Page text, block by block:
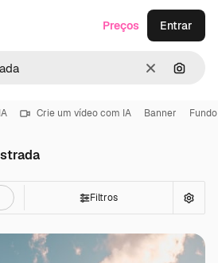
Limpar
Preços Entrar
Crie um vídeo com IA Banner Fundo
Filtros